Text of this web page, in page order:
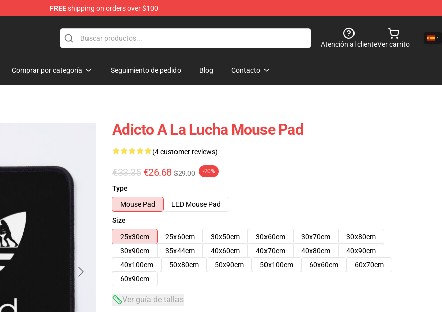
FREEshipping on orders over $100
Atención al clienteVer carrito
Comprar por categoría Seguimiento de pedido Blog Contacto
Adicto A La Lucha Mouse Pad
(4 customer reviews)
€33.35 €26.68 $29.00 -20%
Type
Mouse Pad
LED Mouse Pad
Size
25x30cm
25x60cm 30x50cm 30x60cm 30x70cm
30x80cm
30x90cm
35x44cm 40x60cm 40x70cm 40x80cm
40x90cm
40x100cm
50x80cm 50x90cm 50x100cm 60x60cm
60x70cm
60x90cm
Ver guía de tallas